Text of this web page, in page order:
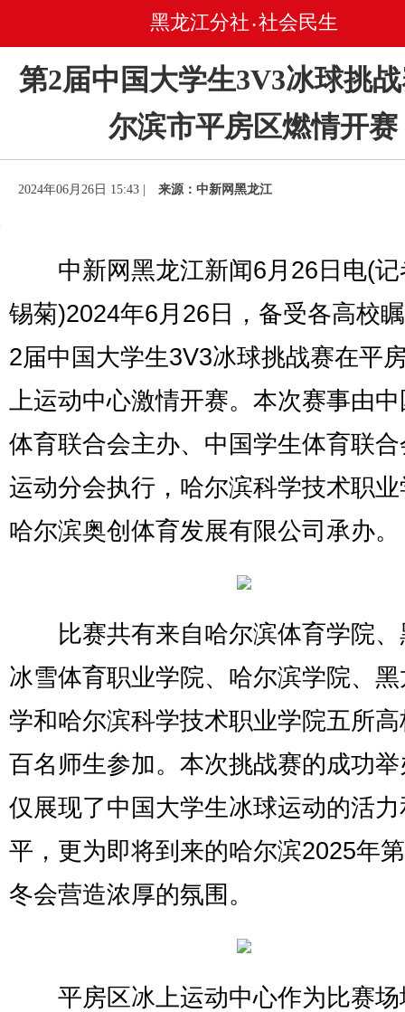
黑龙江分社 • 社会民生
第2届中国大学生3V3冰球挑
尔滨市平房区燃情开赛
2024年06月26日 15:43 | 来源：中新网黑龙江
中新网黑龙江新闻6月26日电(记
锡菊)2024年6月26日，备受各高校
2届中国大学生3V3冰球挑战赛在平
上运动中心激情开赛。本次赛事由
体育联合会主办、中国学生体育联
运动分会执行，哈尔滨科学技术职
哈尔滨奥创体育发展有限公司承办。
比赛共有来自哈尔滨体育学院、
冰雪体育职业学院、哈尔滨学院、
学和哈尔滨科学技术职业学院五所
百名师生参加。本次挑战赛的成功
仅展现了中国大学生冰球运动的活
平，更为即将到来的哈尔滨2025年
冬会营造浓厚的氛围。
平房区冰上运动中心作为比赛场